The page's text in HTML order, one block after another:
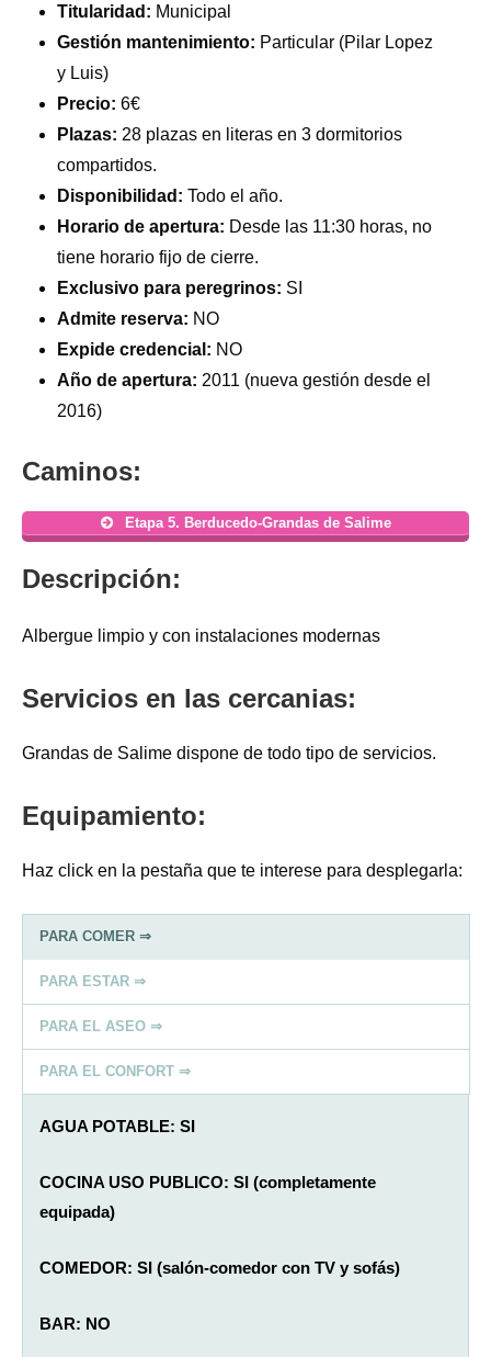
Titularidad: Municipal
Gestión mantenimiento: Particular (Pilar Lopez
y Luis)
Precio: 6€
Plazas: 28 plazas en literas en 3 dormitorios
compartidos.
Disponibilidad: Todo el año.
Horario de apertura: Desde las 11:30 horas, no
tiene horario fijo de cierre.
Exclusivo para peregrinos: SI
Admite reserva: NO
Expide credencial: NO
Año de apertura: 2011 (nueva gestión desde el
2016)
Caminos:
Etapa 5. Berducedo-Grandas de Salime
Descripción:
Albergue limpio y con instalaciones modernas
Servicios en las cercanias:
Grandas de Salime dispone de todo tipo de servicios.
Equipamiento:
Haz click en la pestaña que te interese para desplegarla:
PARA COMER ⇒
PARA ESTAR ⇒
PARA EL ASEO ⇒
PARA EL CONFORT ⇒
AGUA POTABLE: SI
COCINA USO PUBLICO: SI (completamente
equipada)
COMEDOR: SI (salón-comedor con TV y sofás)
BAR: NO